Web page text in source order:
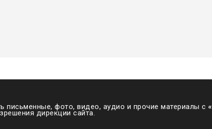
письменные, фото, видео, аудио и прочие материалы с «
дирекции сайта.